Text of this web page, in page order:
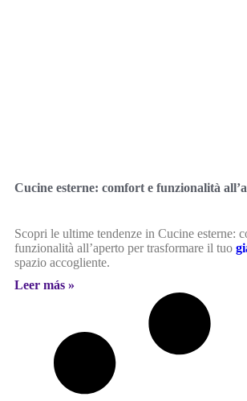
Cucine esterne: comfort e funzionalità
Scopri le ultime tendenze in Cucine esterne:
funzionalità all’aperto per trasformare il tuo
spazio accogliente.
Leer más »